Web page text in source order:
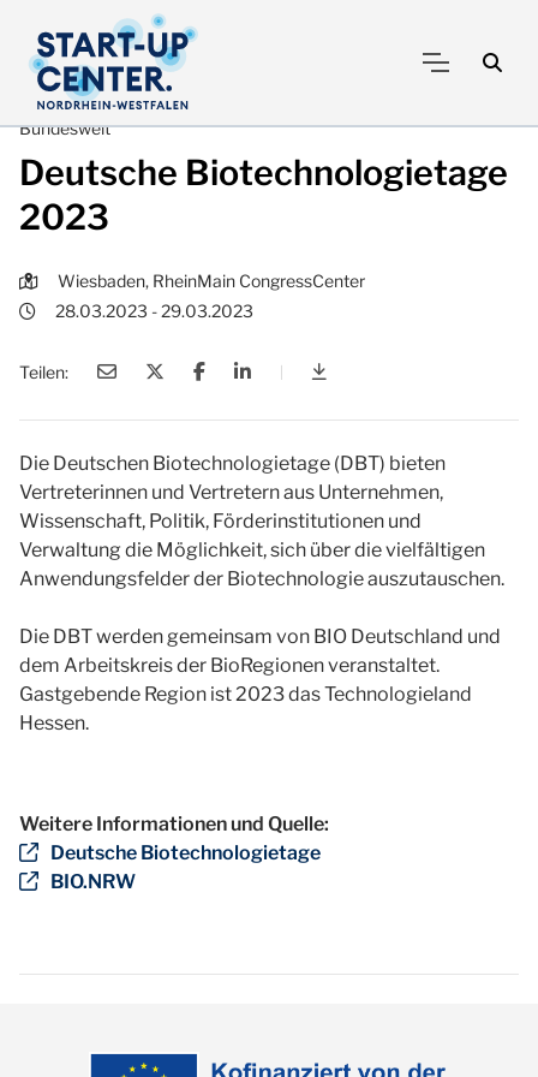
Bundesweit
Deutsche Biotechnologietage
2023
Wiesbaden, RheinMain CongressCenter
28.03.2023 - 29.03.2023
Teilen:
Deutsche
Die Deutschen Biotechnologietage (DBT) bieten
Vertreterinnen und Vertretern aus Unternehmen,
Wissenschaft, Politik, Förderinstitutionen und
Verwaltung die Möglichkeit, sich über die vielfältigen
Anwendungsfelder der Biotechnologie auszutauschen.
Die DBT werden gemeinsam von BIO Deutschland und
dem Arbeitskreis der BioRegionen veranstaltet.
Gastgebende Region ist 2023 das Technologieland
Hessen.
Weitere Informationen und Quelle:
Deutsche Biotechnologietage
BIO.NRW